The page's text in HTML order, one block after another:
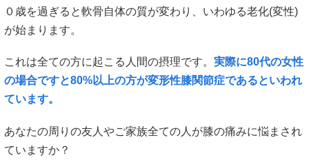
０歳を過ぎると軟骨自体の質が変わり、いわゆる老化(変性)
が始まります。
これは全ての方に起こる人間の摂理です。 実際に80代の女性
の場合ですと80%以上の方が変形性膝関節症であるといわれ
ています。
あなたの周りの友人やご家族全ての人が膝の痛みに悩まされ
ていますか？